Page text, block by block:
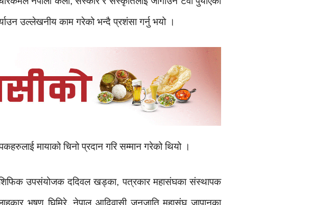
उल्लेखनीय काम गरेको भन्दै प्रशंसा गर्नु भयो ।
मायाको चिनो प्रदान गरि सम्मान गरेको थियो ।
उपसंयोजक ददिवल खड्का, पत्रकार महासंघका संस्थापक